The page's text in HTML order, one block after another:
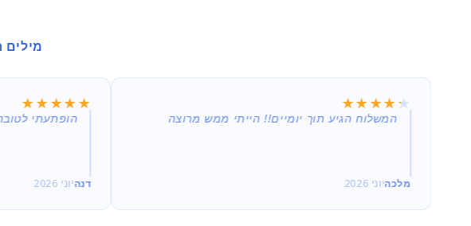
★★★★★
★★★★★
המשלוח הגיע תוך יומיים!! הייתי ממש מרוצה
מלכהיוני 2026
★★★★★
★★★★★
הופתעתי
דנהיוני 2026